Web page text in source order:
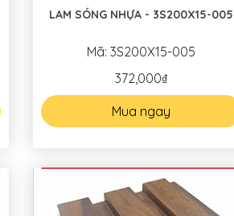
LAM SÓNG NHỰA - 3S200X15-005
Mã: 3S200X15-005
372,000₫
Mua ngay